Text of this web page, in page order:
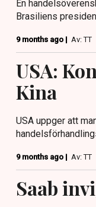
En
Brasiliens
9 months ago | Av: TT
USA:
Kina
USA uppger att
9 months ago | Av: TT
Saab